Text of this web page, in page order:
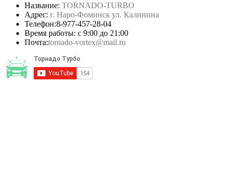
Название: TORNADO-TURBO
Адрес: г. Наро-Фоминск ул. Калинина
Телефон:8-977-457-28-04
Время работы: с 9:00 до 21:00
Почта:tornado-vortex@mail.ru